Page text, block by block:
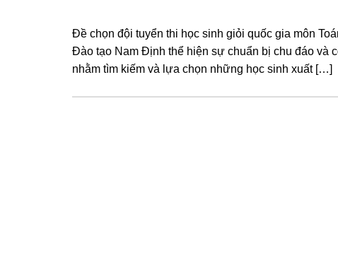
Đề chọn đội tuyển thi học sinh giỏi quốc gia môn
Đào tạo Nam Định thể hiện sự chuẩn bị chu đáo và
nhằm tìm kiếm và lựa chọn những học sinh xuất […]